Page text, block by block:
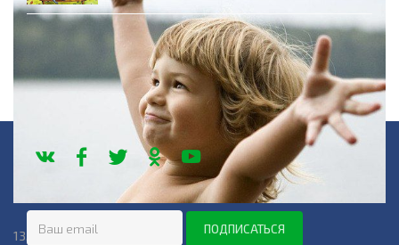
13.07.2014, 01:10